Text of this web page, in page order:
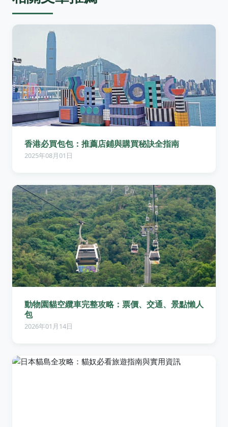
香港必買包包：推薦店鋪與購買秘訣全指南
2025年08月01日
動物園貓空纜車完整攻略：票價、交通、景點懶人
包
2026年01月14日